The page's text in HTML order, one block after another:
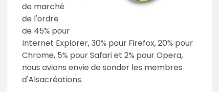
de marché
de l'ordre
de 45% pour
Internet Explorer, 30% pour Firefox, 20% pour
Chrome, 5% pour Safari et 2% pour Opera,
nous avions envie de sonder les membres
d'Alsacréations.